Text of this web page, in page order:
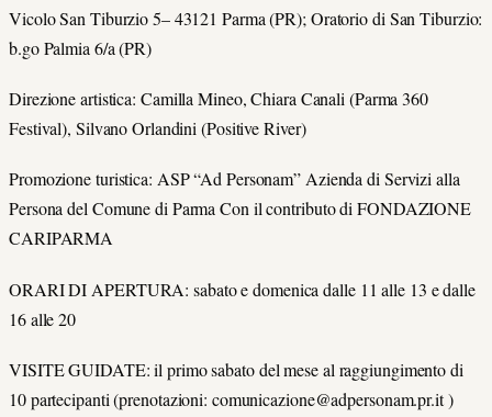
Vicolo San Tiburzio 5– 43121 Parma (PR); Oratorio di San Tiburzio:
b.go Palmia 6/a (PR)
Direzione artistica: Camilla Mineo, Chiara Canali (Parma 360
Festival), Silvano Orlandini (Positive River)
Promozione turistica: ASP “Ad Personam” Azienda di Servizi alla
Persona del Comune di Parma Con il contributo di FONDAZIONE
CARIPARMA
ORARI DI APERTURA: sabato e domenica dalle 11 alle 13 e dalle
16 alle 20
VISITE GUIDATE: il primo sabato del mese al raggiungimento di
10 partecipanti (prenotazioni: comunicazione@adpersonam.pr.it )